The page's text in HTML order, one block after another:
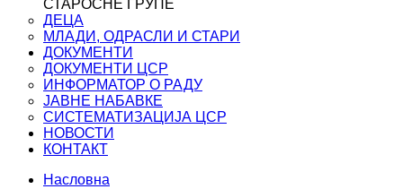
СТАРОСНЕ ГРУПЕ
ДЕЦА
МЛАДИ, ОДРАСЛИ И СТАРИ
ДОКУМЕНТИ
ДОКУМЕНТИ ЦСР
ИНФОРМАТОР О РАДУ
ЈАВНЕ НАБАВКЕ
СИСТЕМАТИЗАЦИЈА ЦСР
НОВОСТИ
КОНТАКТ
Насловна